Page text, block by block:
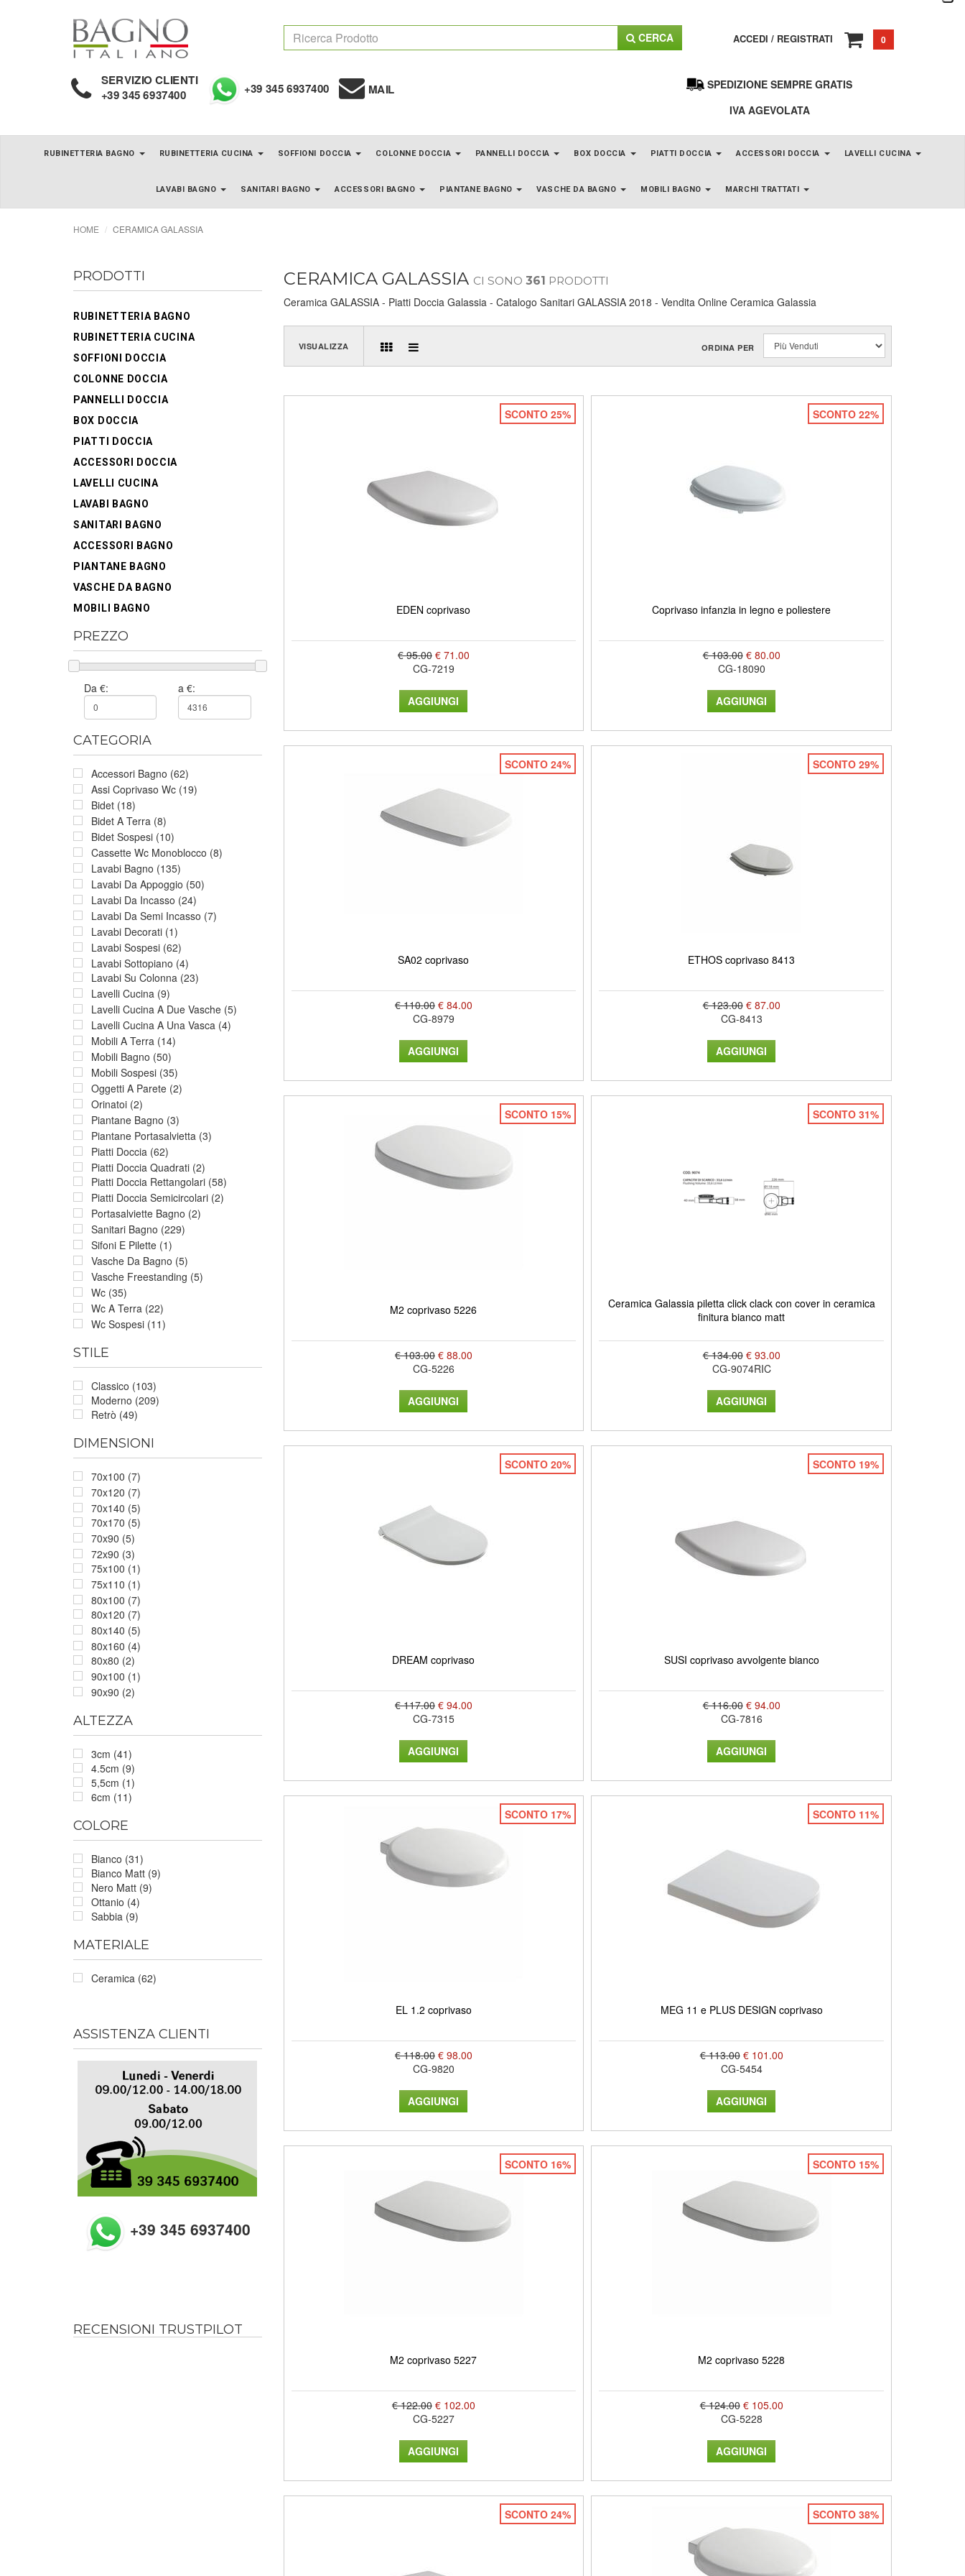
CERCA ACCEDI / REGISTRATI 0
SERVIZIO CLIENTI
+39 345 6937400 +39 345 6937400 MAIL
SPEDIZIONE SEMPRE GRATIS
IVA AGEVOLATA
RUBINETTERIA BAGNO RUBINETTERIA CUCINA SOFFIONI DOCCIA COLONNE DOCCIA PANNELLI DOCCIA BOX DOCCIA PIATTI DOCCIA ACCESSORI DOCCIA LAVELLI CUCINA
LAVABI BAGNO SANITARI BAGNO ACCESSORI BAGNO PIANTANE BAGNO VASCHE DA BAGNO MOBILI BAGNO MARCHI TRATTATI
HOME CERAMICA GALASSIA
PRODOTTI
RUBINETTERIA BAGNO
RUBINETTERIA CUCINA
SOFFIONI DOCCIA
COLONNE DOCCIA
PANNELLI DOCCIA
BOX DOCCIA
PIATTI DOCCIA
ACCESSORI DOCCIA
LAVELLI CUCINA
LAVABI BAGNO
SANITARI BAGNO
ACCESSORI BAGNO
PIANTANE BAGNO
VASCHE DA BAGNO
MOBILI BAGNO
PREZZO
Da €: a €:
CATEGORIA
Accessori Bagno (62)
Assi Coprivaso Wc (19)
Bidet (18)
Bidet A Terra (8)
Bidet Sospesi (10)
Cassette Wc Monoblocco (8)
Lavabi Bagno (135)
Lavabi Da Appoggio (50)
Lavabi Da Incasso (24)
Lavabi Da Semi Incasso (7)
Lavabi Decorati (1)
Lavabi Sospesi (62)
Lavabi Sottopiano (4)
Lavabi Su Colonna (23)
Lavelli Cucina (9)
Lavelli Cucina A Due Vasche (5)
Lavelli Cucina A Una Vasca (4)
Mobili A Terra (14)
Mobili Bagno (50)
Mobili Sospesi (35)
Oggetti A Parete (2)
Orinatoi (2)
Piantane Bagno (3)
Piantane Portasalvietta (3)
Piatti Doccia (62)
Piatti Doccia Quadrati (2)
Piatti Doccia Rettangolari (58)
Piatti Doccia Semicircolari (2)
Portasalviette Bagno (2)
Sanitari Bagno (229)
Sifoni E Pilette (1)
Vasche Da Bagno (5)
Vasche Freestanding (5)
Wc (35)
Wc A Terra (22)
Wc Sospesi (11)
STILE
Classico (103)
Moderno (209)
Retrò (49)
DIMENSIONI
70x100 (7)
70x120 (7)
70x140 (5)
70x170 (5)
70x90 (5)
72x90 (3)
75x100 (1)
75x110 (1)
80x100 (7)
80x120 (7)
80x140 (5)
80x160 (4)
80x80 (2)
90x100 (1)
90x90 (2)
ALTEZZA
3cm (41)
4.5cm (9)
5,5cm (1)
6cm (11)
COLORE
Bianco (31)
Bianco Matt (9)
Nero Matt (9)
Ottanio (4)
Sabbia (9)
MATERIALE
Ceramica (62)
ASSISTENZA CLIENTI
+39 345 6937400
RECENSIONI TRUSTPILOT
CERAMICA GALASSIA CI SONO 361 PRODOTTI
Ceramica GALASSIA - Piatti Doccia Galassia - Catalogo Sanitari GALASSIA 2018 - Vendita Online Ceramica Galassia
VISUALIZZA ORDINA PER
SCONTO 25%
EDEN coprivaso
€ 95.00 € 71.00
CG-7219
SCONTO 22%
Coprivaso infanzia in legno e poliestere
€ 103.00 € 80.00
CG-18090
SCONTO 24%
SA02 coprivaso
€ 110.00 € 84.00
CG-8979
SCONTO 29%
ETHOS coprivaso 8413
€ 123.00 € 87.00
CG-8413
SCONTO 15%
M2 coprivaso 5226
€ 103.00 € 88.00
CG-5226
SCONTO 31%
Ceramica Galassia piletta click clack con cover in ceramica
finitura bianco matt
€ 134.00 € 93.00
CG-9074RIC
SCONTO 20%
DREAM coprivaso
€ 117.00 € 94.00
CG-7315
SCONTO 19%
SUSI coprivaso avvolgente bianco
€ 116.00 € 94.00
CG-7816
SCONTO 17%
EL 1.2 coprivaso
€ 118.00 € 98.00
CG-9820
SCONTO 11%
MEG 11 e PLUS DESIGN coprivaso
€ 113.00 € 101.00
CG-5454
SCONTO 16%
M2 coprivaso 5227
€ 122.00 € 102.00
CG-5227
SCONTO 15%
M2 coprivaso 5228
€ 124.00 € 105.00
CG-5228
SCONTO 24% SCONTO 38%